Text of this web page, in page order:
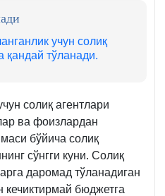
учун солиқ
қандай тўланади.
солиқ агентлари
ва фоизлардан
бўйича солиқ
сўнгги куни. Солиқ
даромад тўланадиган
кечиктирмай бюджетга